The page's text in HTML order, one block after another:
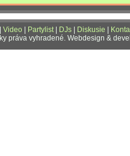
Video Partylist| DJs Diskusie
práva vyhradené. Webdesign &